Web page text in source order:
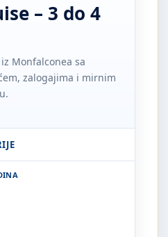
– 3 do 4
Monfalconea sa
zalogajima i mirnim